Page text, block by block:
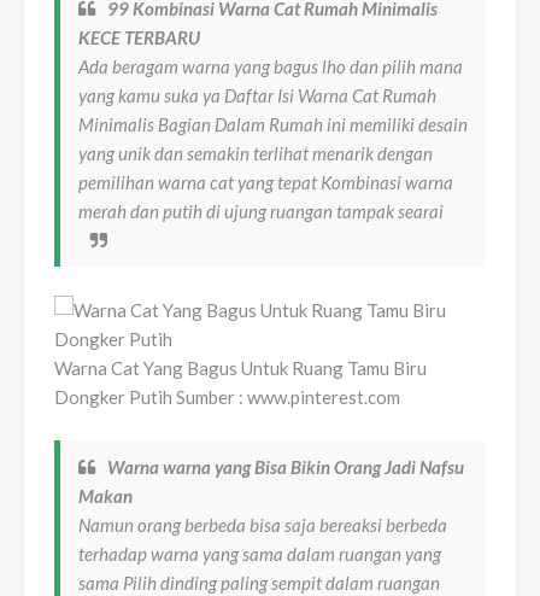
99 Kombinasi Warna Cat Rumah Minimalis
KECE TERBARU
Ada beragam warna yang bagus lho dan pilih mana
yang kamu suka ya Daftar Isi Warna Cat Rumah
Minimalis Bagian Dalam Rumah ini memiliki desain
yang unik dan semakin terlihat menarik dengan
pemilihan warna cat yang tepat Kombinasi warna
merah dan putih di ujung ruangan tampak searai
Warna Cat Yang Bagus Untuk Ruang Tamu Biru
Dongker Putih Sumber : www.pinterest.com
Warna warna yang Bisa Bikin Orang Jadi Nafsu
Makan
Namun orang berbeda bisa saja bereaksi berbeda
terhadap warna yang sama dalam ruangan yang
sama Pilih dinding paling sempit dalam ruangan